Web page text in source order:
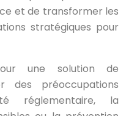
et de transformer les
stratégiques pour
une solution de
des préoccupations
réglementaire, la